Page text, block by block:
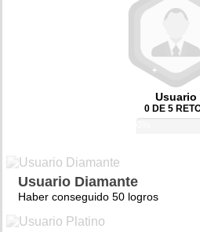
Usuario
0 DE 5
Usuario Diamante
Haber conseguido 50 logros